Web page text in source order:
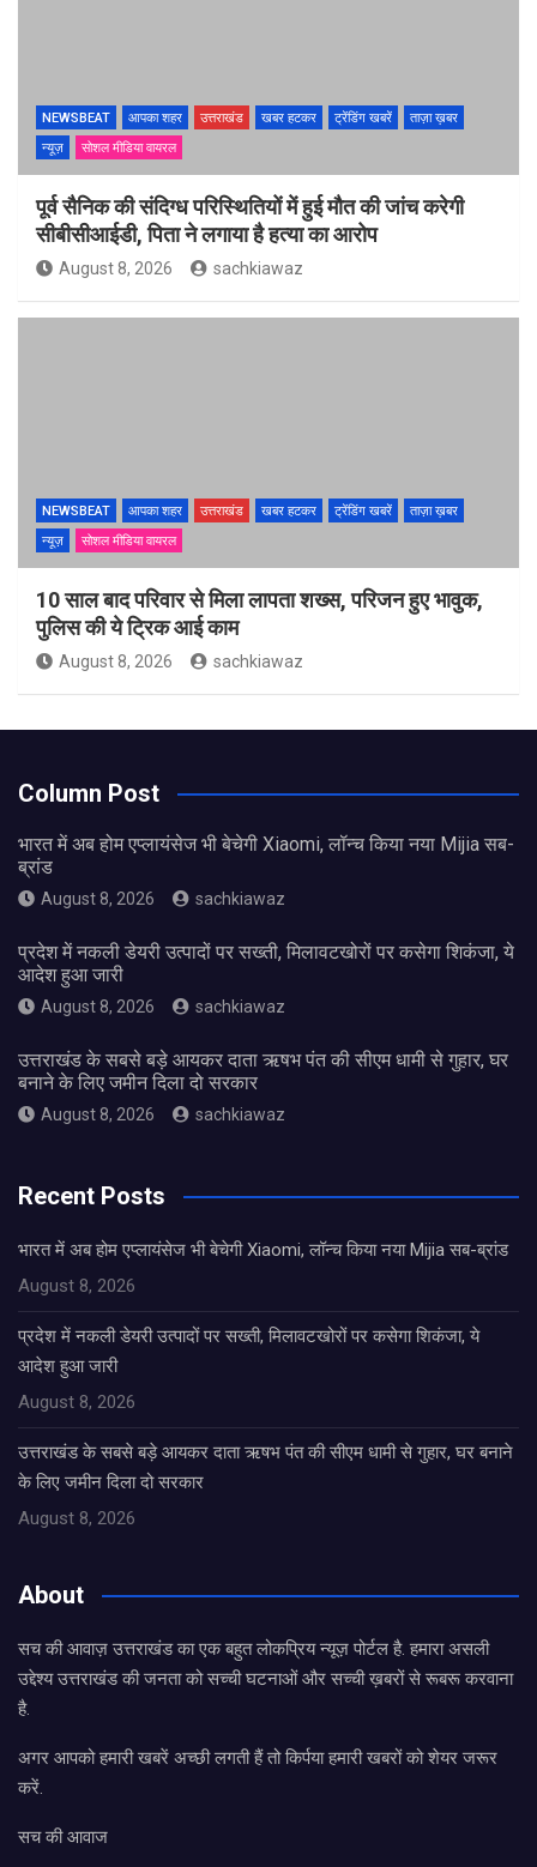
NEWSBEAT आपका शहर उत्तराखंड खबर हटकर ट्रेंडिंग खबरें
ताज़ा ख़बर
न्यूज़
सोशल मीडिया वायरल
पूर्व सैनिक की संदिग्ध परिस्थितियों में हुई मौत की जांच करेगी
सीबीसीआईडी, पिता ने लगाया है हत्या का आरोप
August 8, 2026 sachkiawaz
NEWSBEAT आपका शहर उत्तराखंड खबर हटकर ट्रेंडिंग खबरें
ताज़ा ख़बर
न्यूज़
सोशल मीडिया वायरल
10 साल बाद परिवार से मिला लापता शख्स, परिजन हुए भावुक,
पुलिस की ये ट्रिक आई काम
August 8, 2026 sachkiawaz
Column Post
भारत में अब होम एप्लायंसेज भी बेचेगी Xiaomi, लॉन्च किया नया Mijia सब-
ब्रांड
August 8, 2026 sachkiawaz
प्रदेश में नकली डेयरी उत्पादों पर सख्ती, मिलावटखोरों पर कसेगा शिकंजा, ये
आदेश हुआ जारी
August 8, 2026 sachkiawaz
उत्तराखंड के सबसे बड़े आयकर दाता ऋषभ पंत की सीएम धामी से गुहार, घर
बनाने के लिए जमीन दिला दो सरकार
August 8, 2026 sachkiawaz
Recent Posts
भारत में अब होम एप्लायंसेज भी बेचेगी Xiaomi, लॉन्च किया नया Mijia सब-ब्रांड
August 8, 2026
प्रदेश में नकली डेयरी उत्पादों पर सख्ती, मिलावटखोरों पर कसेगा शिकंजा, ये
आदेश हुआ जारी
August 8, 2026
उत्तराखंड के सबसे बड़े आयकर दाता ऋषभ पंत की सीएम धामी से गुहार, घर बनाने
के लिए जमीन दिला दो सरकार
August 8, 2026
About
सच की आवाज़ उत्तराखंड का एक बहुत लोकप्रिय न्यूज़ पोर्टल है. हमारा असली
उद्देश्य उत्तराखंड की जनता को सच्ची घटनाओं और सच्ची ख़बरों से रूबरू करवाना
है.
अगर आपको हमारी खबरें अच्छी लगती हैं तो किर्पया हमारी खबरों को शेयर जरूर
करें.
सच की आवाज